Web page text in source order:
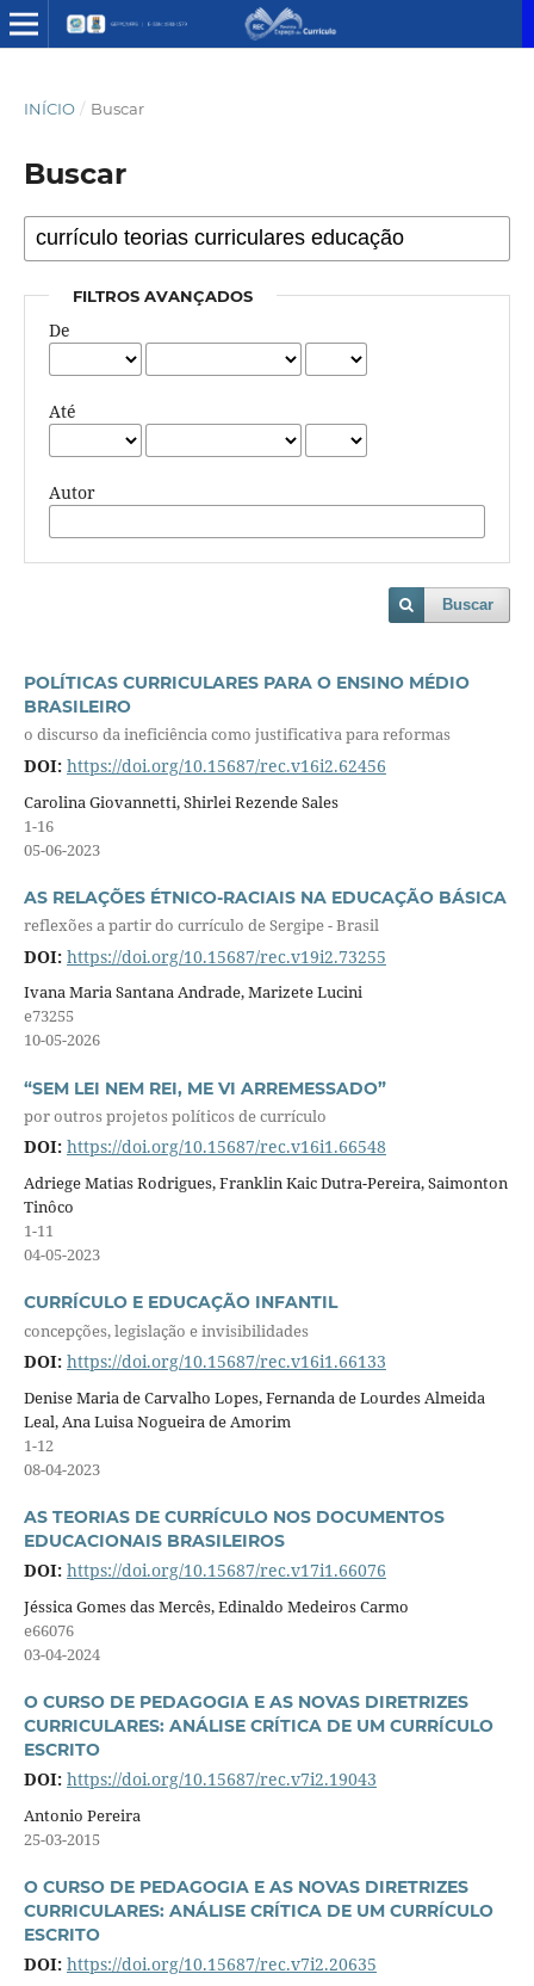
INÍCIO / Buscar
Buscar
FILTROS AVANÇADOS
De
Até
Autor
Buscar
POLÍTICAS CURRICULARES PARA O ENSINO MÉDIO
BRASILEIRO
o discurso da ineficiência como justificativa para reformas
DOI: https://doi.org/10.15687/rec.v16i2.62456
Carolina Giovannetti, Shirlei Rezende Sales
1-16
05-06-2023
AS RELAÇÕES ÉTNICO-RACIAIS NA EDUCAÇÃO BÁSICA
reflexões a partir do currículo de Sergipe - Brasil
DOI: https://doi.org/10.15687/rec.v19i2.73255
Ivana Maria Santana Andrade, Marizete Lucini
e73255
10-05-2026
“SEM LEI NEM REI, ME VI ARREMESSADO”
por outros projetos políticos de currículo
DOI: https://doi.org/10.15687/rec.v16i1.66548
Adriege Matias Rodrigues, Franklin Kaic Dutra-Pereira, Saimonton
Tinôco
1-11
04-05-2023
CURRÍCULO E EDUCAÇÃO INFANTIL
concepções, legislação e invisibilidades
DOI: https://doi.org/10.15687/rec.v16i1.66133
Denise Maria de Carvalho Lopes, Fernanda de Lourdes Almeida
Leal, Ana Luisa Nogueira de Amorim
1-12
08-04-2023
AS TEORIAS DE CURRÍCULO NOS DOCUMENTOS
EDUCACIONAIS BRASILEIROS
DOI: https://doi.org/10.15687/rec.v17i1.66076
Jéssica Gomes das Mercês, Edinaldo Medeiros Carmo
e66076
03-04-2024
O CURSO DE PEDAGOGIA E AS NOVAS DIRETRIZES
CURRICULARES: ANÁLISE CRÍTICA DE UM CURRÍCULO
ESCRITO
DOI: https://doi.org/10.15687/rec.v7i2.19043
Antonio Pereira
25-03-2015
O CURSO DE PEDAGOGIA E AS NOVAS DIRETRIZES
CURRICULARES: ANÁLISE CRÍTICA DE UM CURRÍCULO
ESCRITO
DOI: https://doi.org/10.15687/rec.v7i2.20635